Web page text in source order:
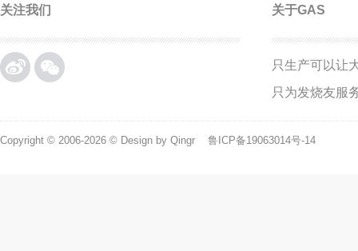
关注我们 关于GAS
只生产可以让
只为发烧友服
Copyright © 2006-2026 © Design by Qingr 鲁ICP备19063014号-14